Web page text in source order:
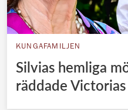
KUNGAFAMILJEN
Silvias hemliga
räddade